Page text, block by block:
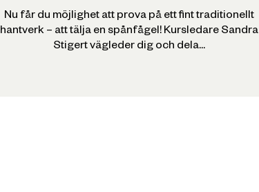
Nu får du möjlighet att prova på ett fint traditionellt
hantverk – att tälja en spånfågel! Kursledare Sandra
Stigert vägleder dig och dela...